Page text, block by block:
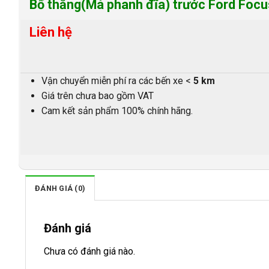
Bố thắng(Má phanh đĩa) trước Ford
Liên hệ
Vận chuyển miễn phí ra các bến xe <5 km
Giá trên chưa bao gồm VAT
Cam kết sản phẩm 100% chính hãng.
ĐÁNH GIÁ (0)
Đánh giá
Chưa có đánh giá nào.